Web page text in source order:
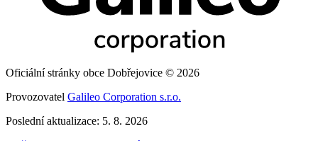
Oficiální stránky obce Dobřejovice © 2026
Provozovatel Galileo Corporation s.r.o.
Poslední aktualizace: 5. 8. 2026